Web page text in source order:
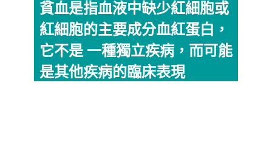
貧血是指血液中缺少紅細胞或
紅細胞的主要成分血紅蛋白，
它不是 一種獨立疾病，而可能
是其他疾病的臨床表現